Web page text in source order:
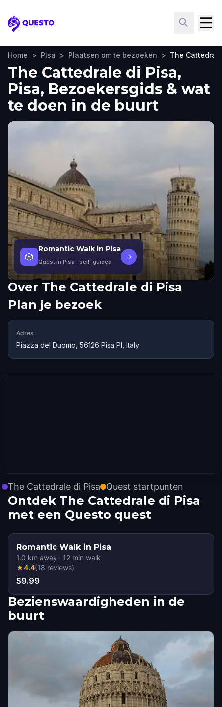
Questo
Home > Pisa > Plaatsen om te bezoeken > The
The Cattedrale di Pisa,
Pisa, Bezoekersgids & wat
te doen in de buurt
🎲
Romantic Walk in Pisa
Quest in Pisa · self-guided
→
Over The Cattedrale di Pisa
Plan je bezoek
Adres
Piazza del Duomo, 56126 Pisa PI, Italy
The Cattedrale di Pisa Quest startpunten
Ontdek The Cattedrale di Pisa
met een Questo quest
Romantic Walk in Pisa
1.0 km away · 12 min walk
★4.4(18 reviews)
$9.99
Bezienswaardigheden in de
buurt